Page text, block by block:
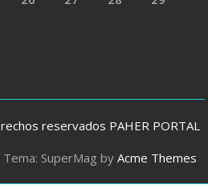
reservados PAHER PORTAL
Tema: SuperMag by Acme Themes